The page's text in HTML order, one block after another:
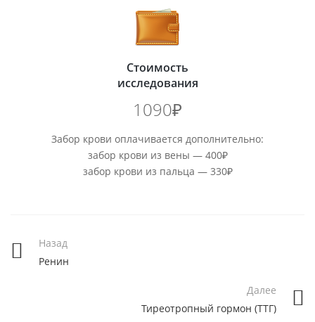
Стоимость
исследования
1090₽
Забор крови оплачивается дополнительно:
забор крови из вены — 400₽
забор крови из пальца — 330₽
Назад
Ренин
Далее
Тиреотропный гормон (ТТГ)